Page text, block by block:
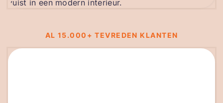
AL 15.000+ TEVREDEN KLANTEN